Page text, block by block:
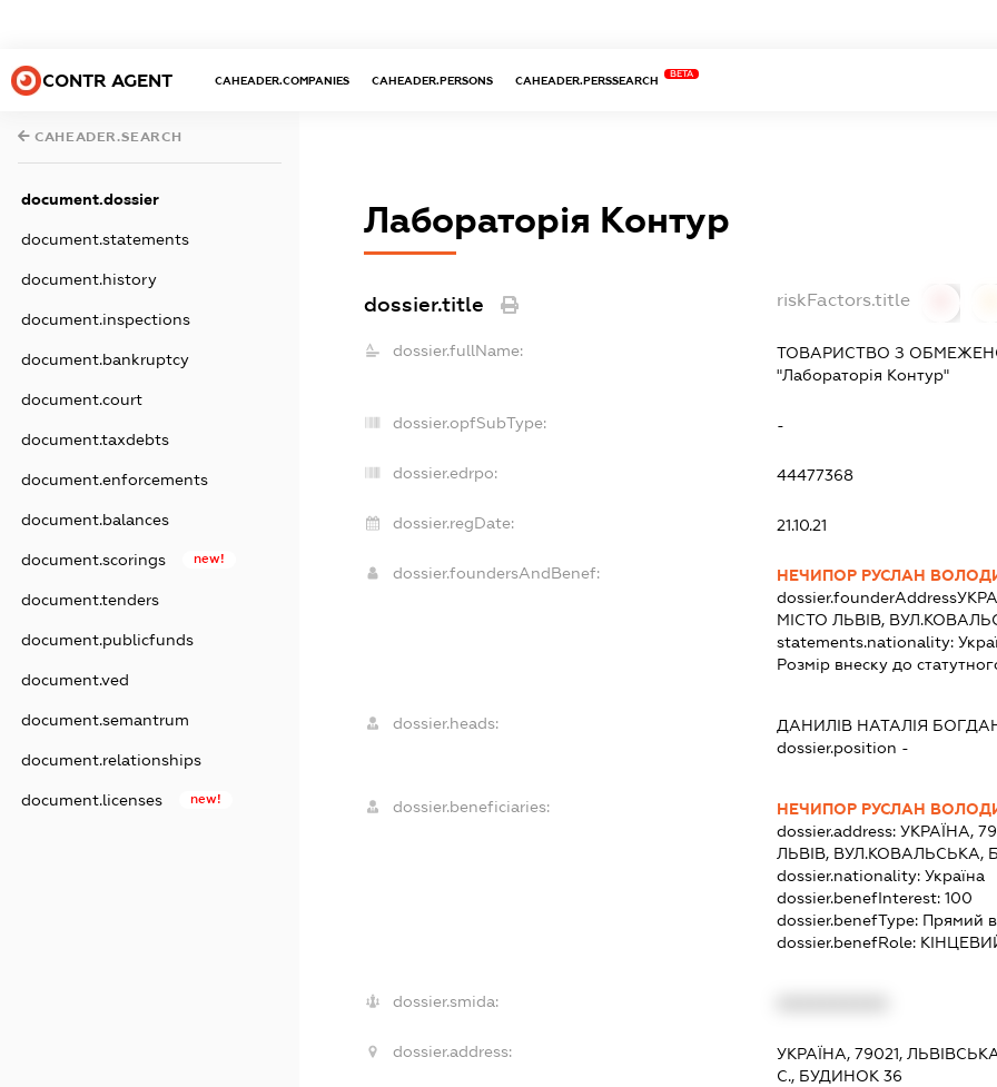
CONTR AGENT CAHEADER.COMPANIES CAHEADER.PERSONS CAHEADER.PERSSEARCH
BETA
CAHEADER.SEARCH
document.dossier
document.statements
document.history
document.inspections
document.bankruptcy
document.court
document.taxdebts
document.enforcements
document.balances
document.scorings new!
document.tenders
document.publicfunds
document.ved
document.semantrum
document.relationships
document.licenses new!
Лабораторія Контур
dossier.title riskFactors.title
dossier.fullName:
ТОВАРИСТВО З
"Лабораторія Контур"
dossier.opfSubType: -
dossier.edrpo: 44477368
dossier.regDate: 21.10.21
dossier.foundersAndBenef:
НЕЧИПОР РУСЛАН
dossier.founderAddress
МІСТО ЛЬВІВ,
statements.nationality:
Розмір внеску до
dossier.heads: ДАНИЛІВ НАТАЛІЯ
dossier.position -
dossier.beneficiaries:
НЕЧИПОР РУСЛАН
dossier.address:УКРАЇНА,
ЛЬВІВ, ВУЛ.КОВАЛЬСЬКА,
dossier.nationality:Україна
dossier.benefInterest:100
dossier.benefType: Прямий
dossier.benefRole:
dossier.smida:
dossier.address:
УКРАЇНА, 79021,
С., БУДИНОК 36